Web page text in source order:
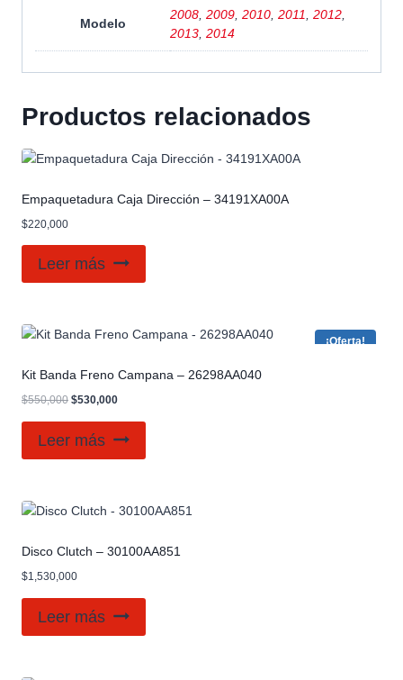
Modelo
2008 2009 2010 2011 2012
2013 2014
Productos relacionados
Empaquetadura Caja Dirección – 34191XA00A
$220,000
Leer más
¡Oferta!
Kit Banda Freno Campana – 26298AA040
$550,000 $530,000
Leer más
Disco Clutch – 30100AA851
$1,530,000
Leer más